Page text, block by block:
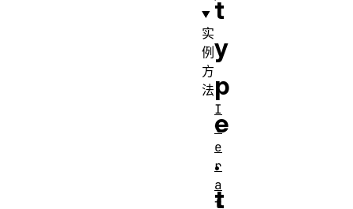
t
y
p
e
.
t
实
例
方
法
I
t
e
r
a
t